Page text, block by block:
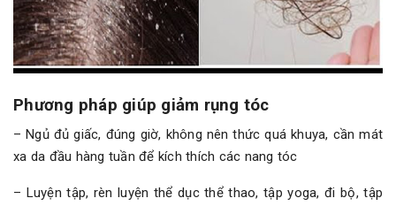
Phương pháp giúp giảm rụng tóc
– Ngủ đủ giấc, đúng giờ, không nên thức quá khuya, cần mát
xa da đầu hàng tuần để kích thích các nang tóc
– Luyện tập, rèn luyện thể dục thể thao, tập yoga, đi bộ, tập